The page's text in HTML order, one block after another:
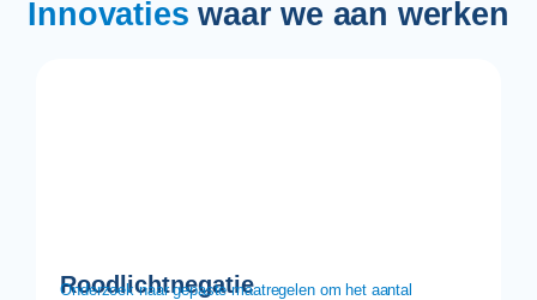
Innovaties waar we aan werken
Roodlichtnegatie
Onderzoek naar gepaste maatregelen om het aantal